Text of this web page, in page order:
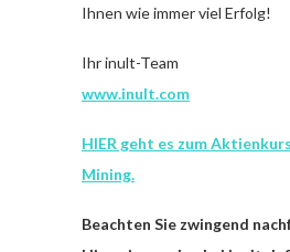
Ihnen wie immer viel Erfolg!
Ihr inult-Team
www.inult.com
HIER geht es zum
Mining.
Beachten Sie zwingend